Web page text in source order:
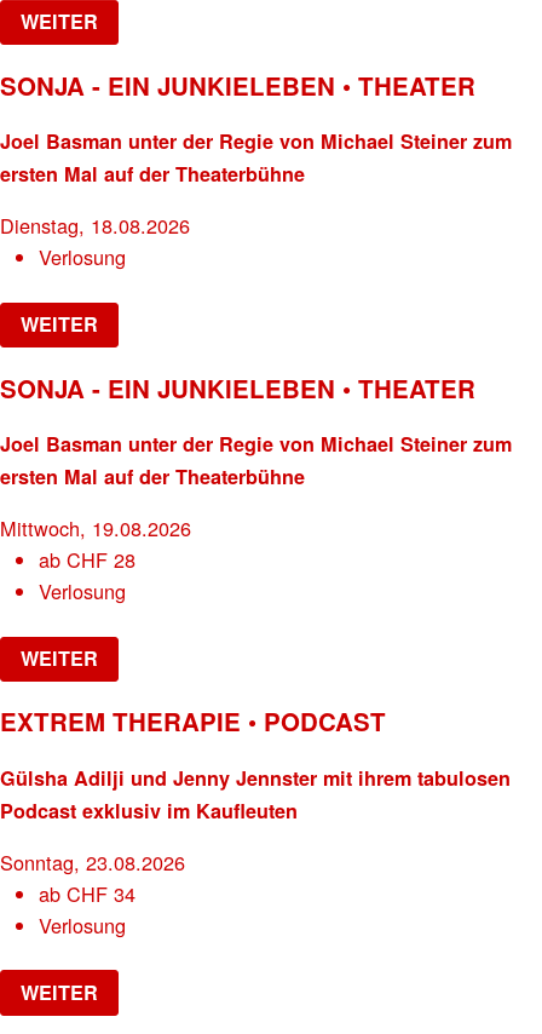
WEITER
SONJA - EIN JUNKIELEBEN • THEATER
Joel Basman unter der Regie von Michael Steiner zum
ersten Mal auf der Theaterbühne
Dienstag, 18.08.2026
Verlosung
WEITER
SONJA - EIN JUNKIELEBEN • THEATER
Joel Basman unter der Regie von Michael Steiner zum
ersten Mal auf der Theaterbühne
Mittwoch, 19.08.2026
abCHF 28
Verlosung
WEITER
EXTREM THERAPIE • PODCAST
Gülsha Adilji und Jenny Jennster mit ihrem tabulosen
Podcast exklusiv im Kaufleuten
Sonntag, 23.08.2026
abCHF 34
Verlosung
WEITER